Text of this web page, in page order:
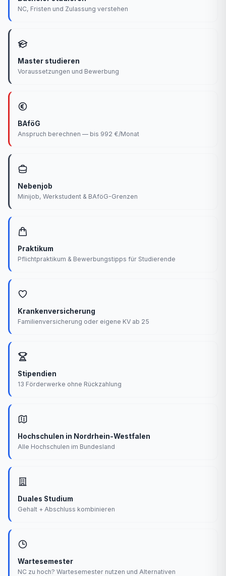
NC, Fristen und Zulassung verstehen
Master studieren
Voraussetzungen und Bewerbung
BAföG
Anspruch berechnen — bis 992 €/Monat
Nebenjob
Minijob, Werkstudent & BAföG-Grenzen
Praktikum
Pflichtpraktikum & Bewerbungstipps für Studierende
Krankenversicherung
Familienversicherung oder eigene KV ab 25
Stipendien
13 Förderwerke ohne Rückzahlung
Hochschulen in Nordrhein-Westfalen
Alle Hochschulen im Bundesland
Duales Studium
Gehalt + Abschluss kombinieren
Wartesemester
NC zu hoch? Wartesemester nutzen und Alternativen